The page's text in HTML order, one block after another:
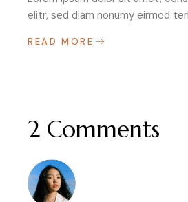
elitr, sed diam nonumy eirmod
READ MORE
2 Comments